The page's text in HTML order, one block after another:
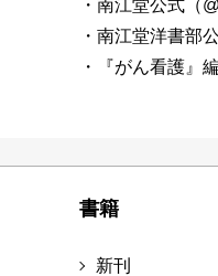
・南江堂公式（
・南江堂洋書部
・『がん看護』
書籍
新刊